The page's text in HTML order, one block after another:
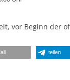
vor Beginn der
teilen